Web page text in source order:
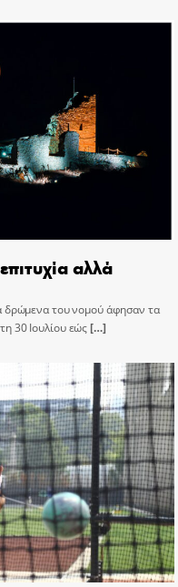
αλλά
δρώμενα του νομού άφησαν τα
30 Ιουλίου εώς[…]